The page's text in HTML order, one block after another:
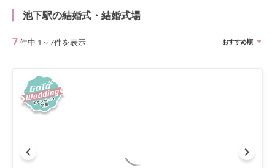
池下駅の結婚式・結婚式場
7件中 1 ～7件を表示 おすすめ順